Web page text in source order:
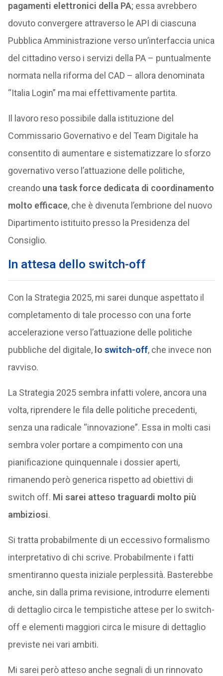
pagamenti elettronici della PA; essa avrebbero
dovuto convergere attraverso le API di ciascuna
Pubblica Amministrazione verso un’interfaccia unica
del cittadino verso i servizi della PA – puntualmente
normata nella riforma del CAD – allora denominata
“Italia Login” ma mai effettivamente partita.
Il lavoro reso possibile dalla istituzione del
Commissario Governativo e del Team Digitale ha
consentito di aumentare e sistematizzare lo sforzo
governativo verso l’attuazione delle politiche,
creando una task force dedicata di coordinamento
molto efficace, che è divenuta l’embrione del nuovo
Dipartimento istituito presso la Presidenza del
Consiglio.
In attesa dello switch-off
Con la Strategia 2025, mi sarei dunque aspettato il
completamento di tale processo con una forte
accelerazione verso l’attuazione delle politiche
pubbliche del digitale, lo switch-off, che invece non
ravviso.
La Strategia 2025 sembra infatti volere, ancora una
volta, riprendere le fila delle politiche precedenti,
senza una radicale “innovazione”. Essa in molti casi
sembra voler portare a compimento con una
pianificazione quinquennale i dossier aperti,
rimanendo però generica rispetto ad obiettivi di
switch off. Mi sarei atteso traguardi molto più
ambiziosi.
Si tratta probabilmente di un eccessivo formalismo
interpretativo di chi scrive. Probabilmente i fatti
smentiranno questa iniziale perplessità. Basterebbe
anche, sin dalla prima revisione, introdurre elementi
di dettaglio circa le tempistiche attese per lo switch-
off e elementi maggiori circa le misure di dettaglio
previste nei vari ambiti.
Mi sarei però atteso anche segnali di un rinnovato